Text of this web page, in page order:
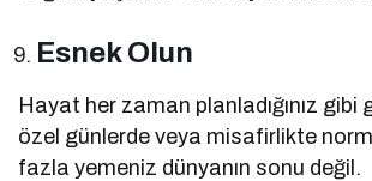
Esnek Olun
Hayat her zaman planladığınız
özel günlerde veya misafirlikte
fazla yemeniz dünyanın sonu değil.